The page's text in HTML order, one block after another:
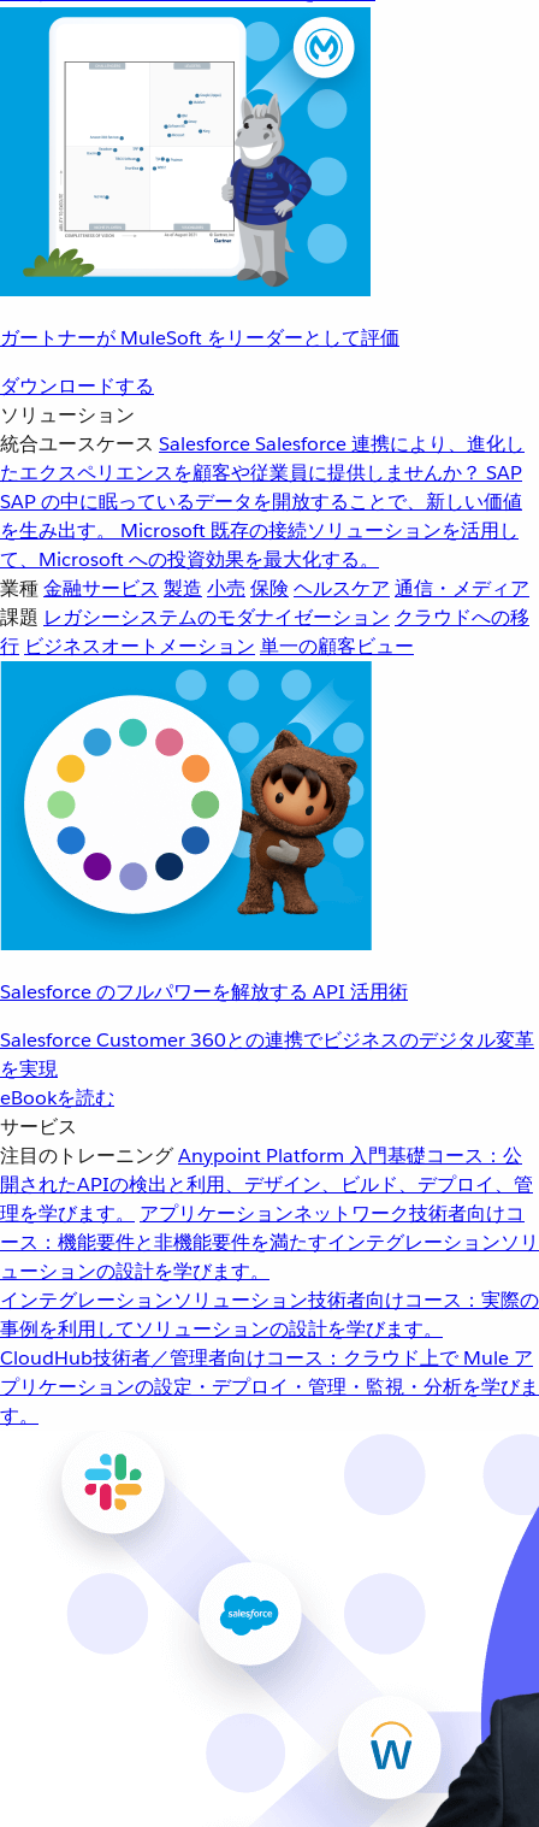
ガートナーが MuleSoft をリーダーとして評価
ダウンロードする
ソリューション
統合ユースケース SalesforceSalesforce 連携により、進化し
たエクスペリエンスを顧客や従業員に提供しませんか？ SAP
SAP の中に眠っているデータを開放することで、新しい価値
を生み出す。
Microsoft 既存の接続ソリューションを活用し
て、Microsoft への投資効果を最大化する。
業種金融サービス 製造 小売 保険 ヘルスケア 通信・メディア
課題 レガシーシステムのモダナイゼーション クラウドへの移
行 ビジネスオートメーション 単一の顧客ビュー
Salesforce のフルパワーを解放する API 活用術
Salesforce Customer 360との連携でビジネスのデジタル変革
を実現
eBookを読む
サービス
注目のトレーニングAnypoint Platform 入門基礎コース：公
開されたAPIの検出と利用、デザイン、ビルド、デプロイ、管
理を学びます。
アプリケーションネットワーク技術者向けコ
ース：機能要件と非機能要件を満たすインテグレーションソリ
ューションの設計を学びます。
インテグレーションソリューション技術者向けコース：実際の
事例を利用してソリューションの設計を学びます。
CloudHub技術者／管理者向けコース：クラウド上で Mule ア
プリケーションの設定・デプロイ・管理・監視・分析を学びま
す。